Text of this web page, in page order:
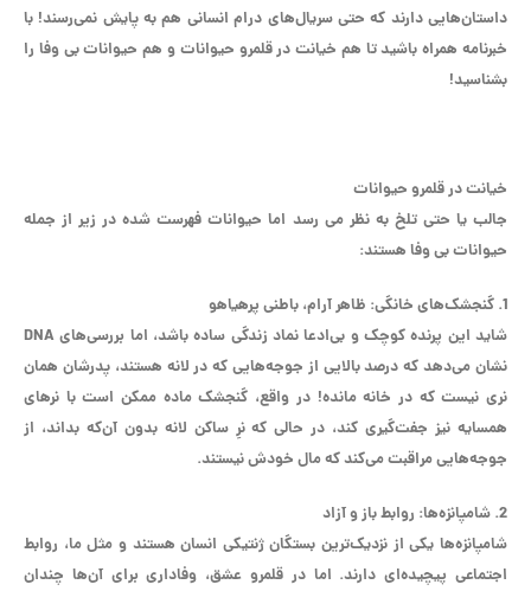
داستان‌هایی دارند که حتی سریال‌های درام انسانی هم به پایش نمی‌رسند! با
خبرنامه همراه باشید تا هم خیانت در قلمرو حیوانات و هم حیوانات بی وفا را
بشناسید!
خیانت در قلمرو حیوانات
جالب یا حتی تلخ به نظر می رسد اما حیوانات فهرست شده در زیر از جمله
حیوانات بی وفا هستند:
1. گنجشک‌های خانگی:
ظاهر آرام، باطنی پرهیاهو
شاید این پرنده کوچک و بی‌ادعا نماد زندگی ساده باشد، اما بررسی‌های DNA
نشان می‌دهد که درصد بالایی از جوجه‌هایی که در لانه هستند، پدرشان همان
نری نیست که در خانه مانده! در واقع، گنجشک ماده ممکن است با نرهای
همسایه نیز جفت‌گیری کند، در حالی که نرِ ساکن لانه بدون آن‌که بداند، از
جوجه‌هایی مراقبت می‌کند که مال خودش نیستند.
2. شامپانزه‌ها:
روابط باز و آزاد
شامپانزه‌ها یکی از نزدیک‌ترین بستگان ژنتیکی انسان هستند و مثل ما، روابط
اجتماعی پیچیده‌ای دارند. اما در قلمرو عشق، وفاداری برای آن‌ها چندان